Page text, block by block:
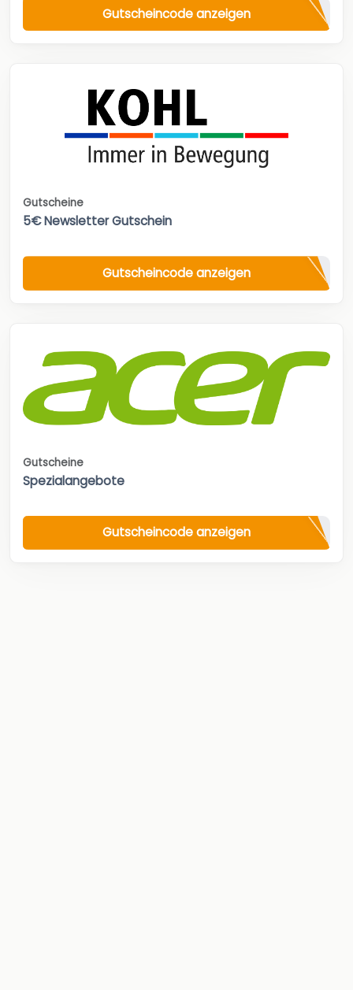
Gutscheincode anzeigen
Gutscheine
5€ Newsletter Gutschein
Gutscheincode anzeigen
Gutscheine
Spezialangebote
Gutscheincode anzeigen